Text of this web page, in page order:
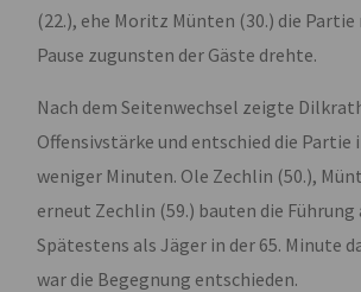
(22.), ehe Moritz Münten (30.) die Partie
Pause zugunsten der Gäste drehte.
Nach dem Seitenwechsel zeigte
Offensivstärke und entschied die Partie
weniger Minuten. Ole Zechlin (50.),
erneut Zechlin (59.) bauten die Führung
Spätestens als Jäger in der 65. Minute
war die Begegnung entschieden.